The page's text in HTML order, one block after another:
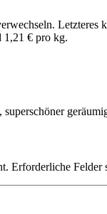
1,21 € pro kg.
Erforderliche Felder